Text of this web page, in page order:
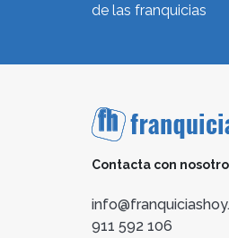
de las franquicias
Contacta con
911 592 106